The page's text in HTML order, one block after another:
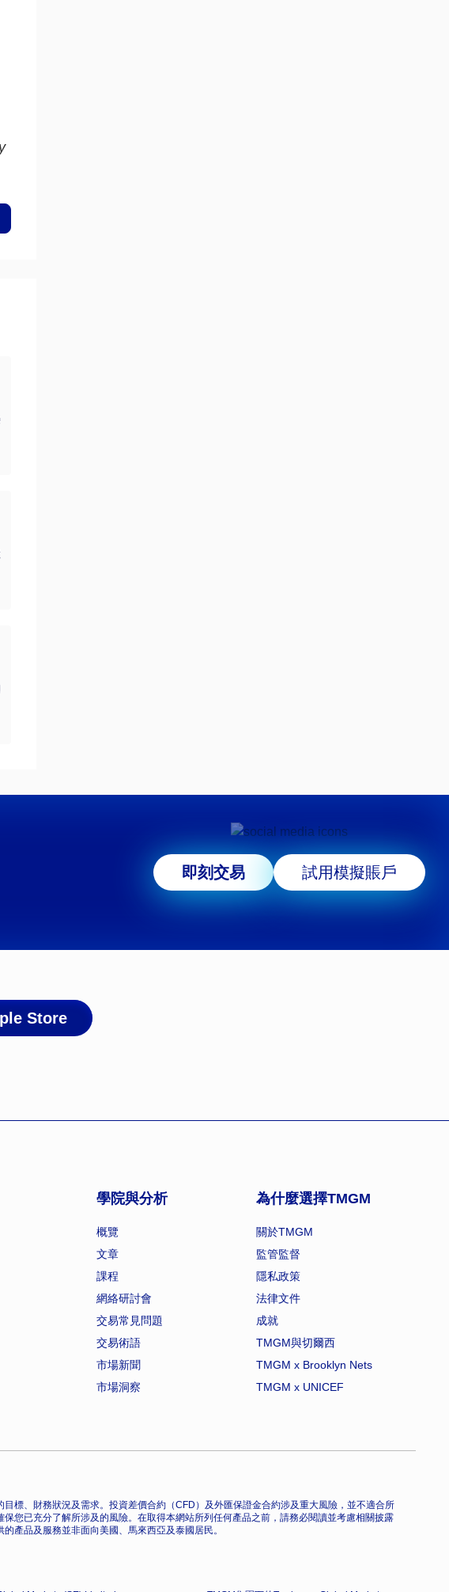
即刻交易 試用模擬賬戶
Store
學院與分析
概覽
文章
課程
網絡研討會
交易常見問題
交易術語
市場新聞
市場洞察
為什麼選擇TMGM
關於TMGM
監管監督
隱私政策
法律文件
成就
TMGM與切爾西
TMGM x Brooklyn Nets
TMGM x UNICEF
標、財務狀況及需求。投資差價合約（CFD）及外匯保證金合約涉及重大風險，並不適合所
您已充分了解所涉及的風險。在取得本網站所列任何產品之前，請務必閱讀並考慮相關披露
產品及服務並非面向美國、馬來西亞及泰國居民。